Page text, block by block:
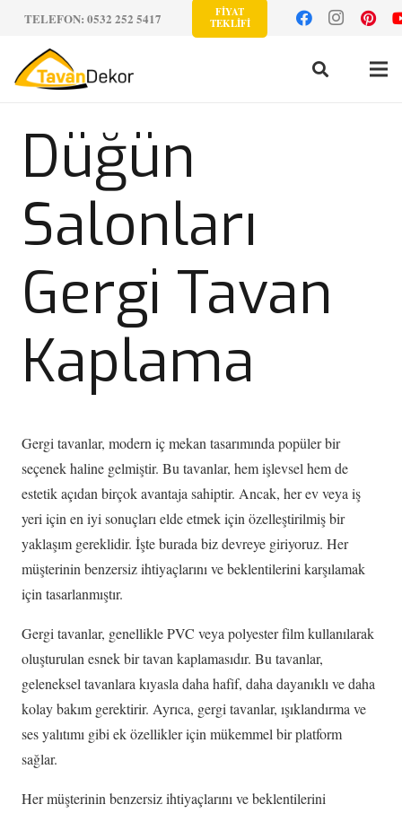
TELEFON: 0532 252 5417
FİYAT
TEKLİFİ
Düğün
Salonları
Gergi Tavan
Kaplama
Gergi tavanlar, modern iç mekan tasarımında popüler bir
seçenek haline gelmiştir. Bu tavanlar, hem işlevsel hem de
estetik açıdan birçok avantaja sahiptir. Ancak, her ev veya iş
yeri için en iyi sonuçları elde etmek için özelleştirilmiş bir
yaklaşım gereklidir. İşte burada biz devreye giriyoruz. Her
müşterinin benzersiz ihtiyaçlarını ve beklentilerini karşılamak
için tasarlanmıştır.
Gergi tavanlar, genellikle PVC veya polyester film kullanılarak
oluşturulan esnek bir tavan kaplamasıdır. Bu tavanlar,
geleneksel tavanlara kıyasla daha hafif, daha dayanıklı ve daha
kolay bakım gerektirir. Ayrıca, gergi tavanlar, ışıklandırma ve
ses yalıtımı gibi ek özellikler için mükemmel bir platform
sağlar.
Her müşterinin benzersiz ihtiyaçlarını ve beklentilerini